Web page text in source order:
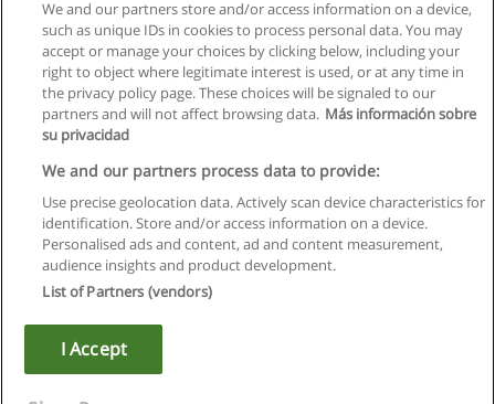
Następne
z3
Regulamin
Polityka ochrony danych osobowych
Copyright © Educaedu Business S.L. - CIF : B-95610580: -
We and our partners store and/or access information on a device,
such as unique IDs in cookies to process personal data. You may
accept or manage your choices by clicking below, including your
right to object where legitimate interest is used, or at any time in
the privacy policy page. These choices will be signaled to our
partners and will not affect browsing data. Más información sobre
su privacidad
We and our partners process data to provide:
Use precise geolocation data. Actively scan device characteristics for
identification. Store and/or access information on a device.
Personalised ads and content, ad and content measurement,
audience insights and product development.
List of Partners (vendors)
I Accept